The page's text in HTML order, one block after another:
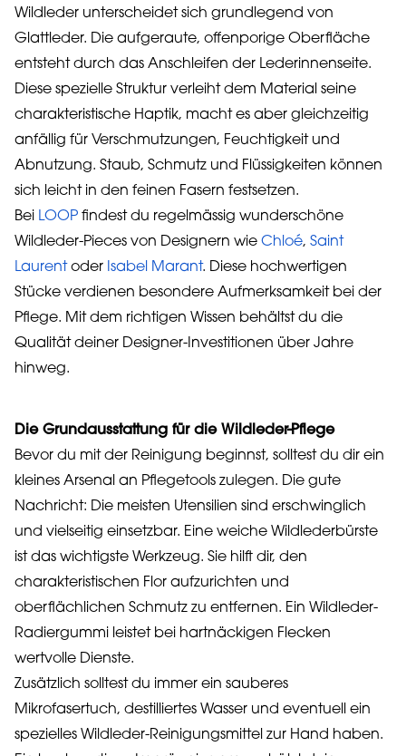
Wildleder unterscheidet sich grundlegend von
Glattleder. Die aufgeraute, offenporige Oberfläche
entsteht durch das Anschleifen der Lederinnenseite.
Diese spezielle Struktur verleiht dem Material seine
charakteristische Haptik, macht es aber gleichzeitig
anfällig für Verschmutzungen, Feuchtigkeit und
Abnutzung. Staub, Schmutz und Flüssigkeiten können
sich leicht in den feinen Fasern festsetzen.
Bei LOOP findest du regelmässig wunderschöne
Wildleder-Pieces von Designern wie Chloé, Saint
Laurentoder Isabel Marant. Diese hochwertigen
Stücke verdienen besondere Aufmerksamkeit bei der
Pflege. Mit dem richtigen Wissen behältst du die
Qualität deiner Designer-Investitionen über Jahre
hinweg.
Die Grundausstattung für die Wildleder-Pflege
Bevor du mit der Reinigung beginnst, solltest du dir ein
kleines Arsenal an Pflegetools zulegen. Die gute
Nachricht: Die meisten Utensilien sind erschwinglich
und vielseitig einsetzbar. Eine weiche Wildlederbürste
ist das wichtigste Werkzeug. Sie hilft dir, den
charakteristischen Flor aufzurichten und
oberflächlichen Schmutz zu entfernen. Ein Wildleder-
Radiergummi leistet bei hartnäckigen Flecken
wertvolle Dienste.
Zusätzlich solltest du immer ein sauberes
Mikrofasertuch, destilliertes Wasser und eventuell ein
spezielles Wildleder-Reinigungsmittel zur Hand haben.